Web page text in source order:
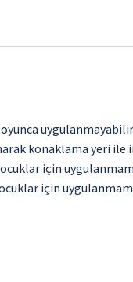
konaklama yeri
için
için